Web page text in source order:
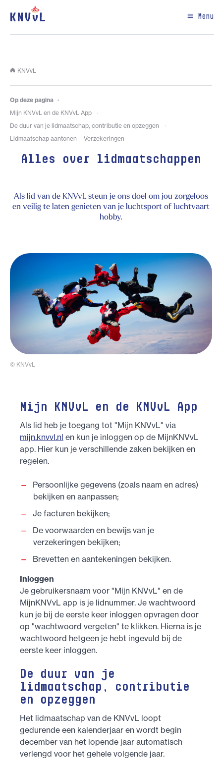
Menu
KNVvL
Op deze pagina
Mijn KNVvL en de KNVvL App
De duur van je lidmaatschap, contributie en opzeggen
Lidmaatschap aantonen
Verzekeringen
Alles over lidmaatschappen
Als lid van de KNVvL steun je ons doel om jou zorgeloos
en veilig te laten genieten van je luchtsport of luchtvaart
hobby.
© KNVvL
Mijn KNVvL en de KNVvL App
Als lid heb je toegang tot "Mijn KNVvL" via
mijn.knvvl.nl en kun je inloggen op de MijnKNVvL
app. Hier kun je verschillende zaken bekijken en
regelen.
Persoonlijke gegevens (zoals naam en adres)
bekijken en aanpassen;
Je facturen bekijken;
De voorwaarden en bewijs van je
verzekeringen bekijken;
Brevetten en aantekeningen bekijken.
Inloggen
Je gebruikersnaam voor "Mijn KNVvL" en de
MijnKNVvL app is je lidnummer. Je wachtwoord
kun je bij de eerste keer inloggen opvragen door
op "wachtwoord vergeten" te klikken. Hierna is je
wachtwoord hetgeen je hebt ingevuld bij de
eerste keer inloggen.
De duur van je
lidmaatschap, contributie
en opzeggen
Het lidmaatschap van de KNVvL loopt
gedurende een kalenderjaar en wordt begin
december van het lopende jaar automatisch
verlengd voor het gehele volgende jaar.